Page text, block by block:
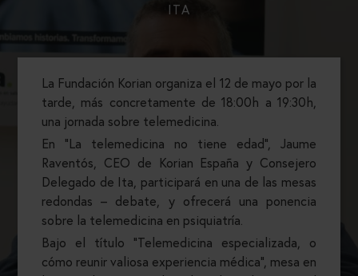
ITA
La Fundación Korian organiza el 12 de mayo por la
tarde, más concretamente de 18:00h a 19:30h,
una jornada sobre telemedicina.
En “La telemedicina no tiene edad”, Jaume
Raventós, CEO de Korian España y Consejero
Delegado de Ita, participará en una de las mesas
redondas – debate, y ofrecerá una ponencia
sobre la telemedicina en psiquiatría.
Bajo el título “Telemedicina especializada, o
cómo reunir valiosa experiencia médica”, mesa en